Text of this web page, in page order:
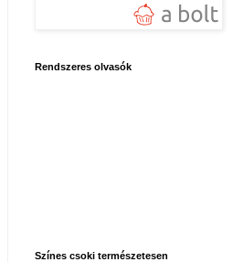
Rendszeres olvasók
Színes csoki természetesen